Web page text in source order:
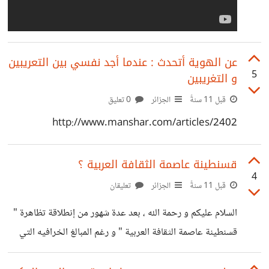
5
عن الهوية أتحدث : عندما أجد نفسي بين التعريبين
و التغريبين
قبل 11 سنةً الجزائر
http://www.manshar.com/articles/2402
4
قسنطينة عاصمة الثقافة العربية ؟
قبل 11 سنةً الجزائر تعليقان
السلام عليكم و رحمة الله ، بعد عدة شهور من إنطلاقة تظاهرة "
قسنطينة عاصمة الثقافة العربية " و رغم المبالغ الخرافيه التي
سمعنا عنها في الإفتتاح الفلكلوري لا شيء تحرك و التظاهرة تمر